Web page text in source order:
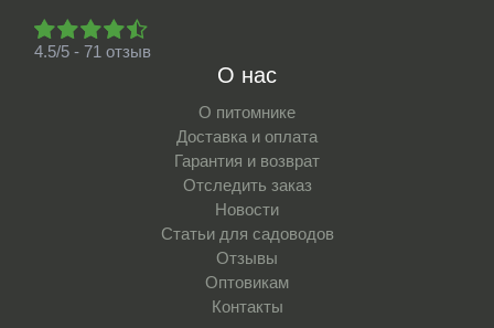
4.5/5 - 71 отзыв
О нас
О питомнике
Доставка и оплата
Гарантия и возврат
Отследить заказ
Новости
Статьи для садоводов
Отзывы
Оптовикам
Контакты